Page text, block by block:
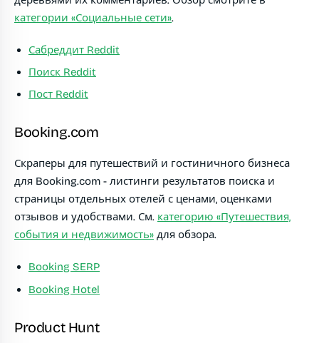
категории «Социальные сети».
Сабреддит Reddit
Поиск Reddit
Пост Reddit
Booking.com
Скраперы для путешествий и гостиничного бизнеса
для Booking.com - листинги результатов поиска и
страницы отдельных отелей с ценами, оценками
отзывов и удобствами. См. категорию «Путешествия,
события и недвижимость» для обзора.
Booking SERP
Booking Hotel
Product Hunt